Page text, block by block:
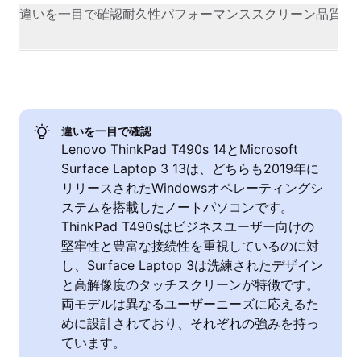
違いを一目で確認耐久性パフォーマンススクリーン品質
違いを一目で確認
Lenovo ThinkPad T490s 14とMicrosoft
Surface Laptop 3 13は、どちらも2019年に
リリースされたWindowsオペレーティングシ
ステムを搭載したノートパソコンです。
ThinkPad T490sはビジネスユーザー向けの
堅牢性と豊富な接続性を重視しているのに対
し、Surface Laptop 3は洗練されたデザイン
と高解像度のタッチスクリーンが特徴です。
両モデルは異なるユーザーニーズに応えるた
めに設計されており、それぞれの強みを持っ
ています。